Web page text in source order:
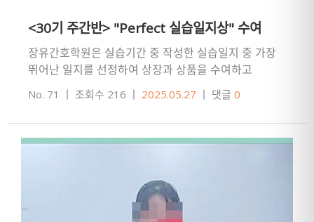
<30기 주간반> "Perfect 실습일지상" 수여
장유간호학원은 실습기간 중 작성한 실습일지 중 가장
뛰어난 일지를 선정하여 상장과 상품을 수여하고
있어요!!!Perfect 실습일지상은 실습지별로 잘 정리된
실습일지를 1차 선별하…
No. 71 ㅣ 조회수 216 ㅣ 2025.05.27 ㅣ 댓글 0